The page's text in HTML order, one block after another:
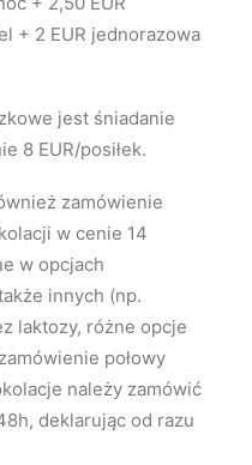
+ 2 EUR jednorazowa
jest śniadanie
8 EUR/posiłek.
zamówienie
w cenie 14
w opcjach
innych (np.
laktozy, różne opcje
połowy
należy zamówić
deklarując od razu